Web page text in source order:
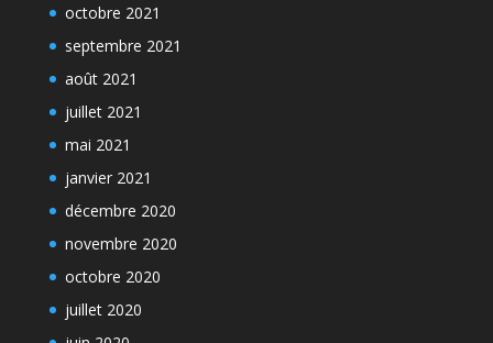
octobre 2021
septembre 2021
août 2021
juillet 2021
mai 2021
janvier 2021
décembre 2020
novembre 2020
octobre 2020
juillet 2020